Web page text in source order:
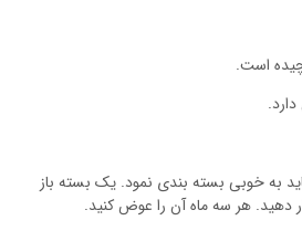
است.
به خوبی بسته بندی نمود. یک بسته باز
هر سه ماه آن را عوض کنید.